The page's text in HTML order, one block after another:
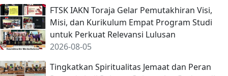
FTSK IAKN Toraja Gelar Pemutakhiran Visi,
Misi, dan Kurikulum Empat Program Studi
untuk Perkuat Relevansi Lulusan
2026-08-05
Tingkatkan Spiritualitas Jemaat dan Peran